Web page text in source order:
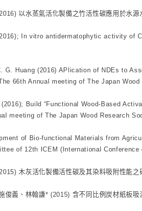
以水蒸氣活化製備之竹活性碳應用於水
In vitro antidermatophytic activity of
G. Huang (2016) APlication of NDEs to
66th Annual meeting of The Japan
Build “Functional Wood-Based
meeting of The Japan Wood Research
of Bio-functional Materials from
of 12th ICEM (International Conference
木灰活化製備活性碳及其染料吸附性能
俊義、林翰謙* (2015) 含不同比例炭材紙板